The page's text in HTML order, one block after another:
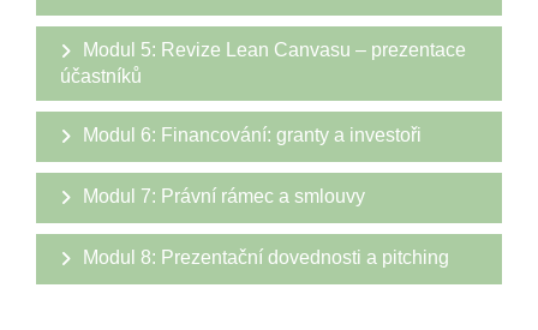
Modul 5: Revize Lean Canvasu – prezentace
účastníků
Modul 6: Financování: granty a investoři
Modul 7: Právní rámec a smlouvy
Modul 8: Prezentační dovednosti a pitching